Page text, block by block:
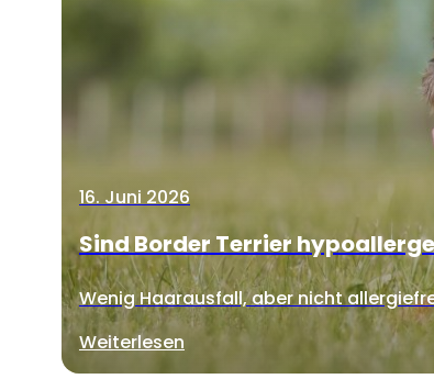
16. Juni 2026
Sind Border Terrier
Wenig Haarausfall, aber nicht
Weiterlesen